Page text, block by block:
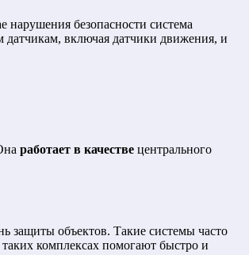
безопасности система
датчикам, включая датчики движения, и
работает в качестве центрального
защиты объектов. Такие системы часто
таких комплексах помогают быстро и